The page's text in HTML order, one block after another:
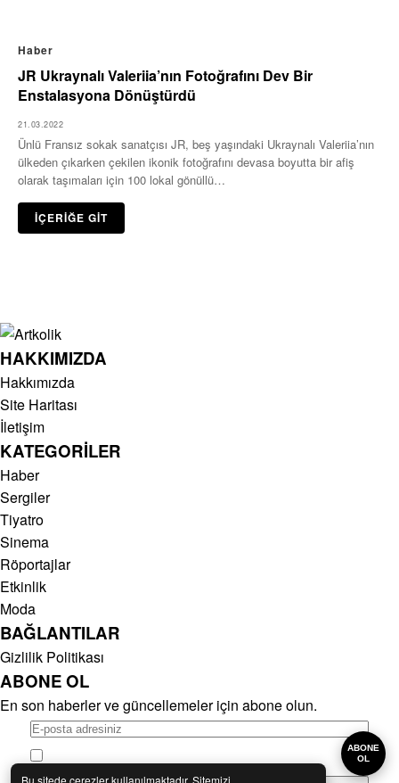
Haber
JR Ukraynalı Valeriia’nın Fotoğrafını Dev Bir
Enstalasyona Dönüştürdü
21.03.2022
Ünlü Fransız sokak sanatçısı JR, beş yaşındaki Ukraynalı Valeriia’nın
ülkeden çıkarken çekilen ikonik fotoğrafını devasa boyutta bir afiş
olarak taşımaları için 100 lokal gönüllü…
İÇERİĞE GİT
HAKKIMIZDA
Hakkımızda
Site Haritası
İletişim
KATEGORİLER
Haber
Sergiler
Tiyatro
Sinema
Röportajlar
Etkinlik
Moda
BAĞLANTILAR
Gizlilik Politikası
ABONE OL
En son haberler ve güncellemeler için abone olun.
Gizlilik politikasını okudum, kabul ediyorum.
ABONE
OL
Gizlilik politikasını okudum, kabul ediyorum.
Bu sitede çerezler kullanılmaktadır. Sitemizi